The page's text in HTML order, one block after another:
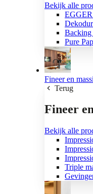
Bekijk alle
Backing
Pure
Fineer en
Terug
Fineer
Bekijk alle
Triple